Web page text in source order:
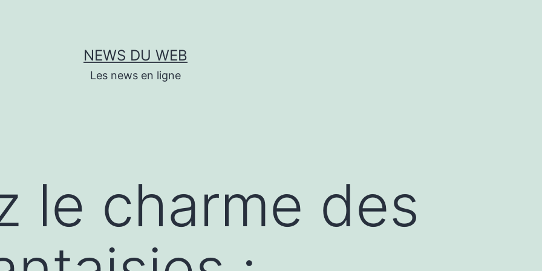
NEWS DU WEB
Les news en ligne
le charme des